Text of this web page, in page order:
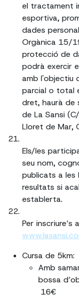
el tractament
esportiva,
dades
Orgànica 15/
protecció de
podrà exercir
amb l'objectiu
parcial o total
dret, haurà de
de La Sansi
Lloret de Mar,
Els/les
seu nom,
publicats a les
resultats si
establerta.
Per inscriure’s
Cursa de 5km:
Amb
bossa
16€